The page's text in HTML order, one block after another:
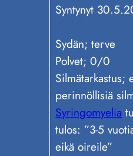
Syntynyt
Sydän; terve
Polvet; 0/0
Silmätarkastus;
perinnöllisiä
Syringomyelia
tulos: ”3-5
eikä oireile”